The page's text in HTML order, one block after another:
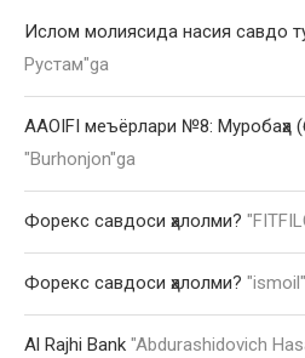
Ислом молиясида насия савдо
Рустам"ga
AAOIFI меъёрлари №8: Муробаҳа
"Burhonjon"ga
Форекс савдоси ҳалолми? "
Форекс савдоси ҳалолми? "ismoil
Al Rajhi Bank "Abdurashidovich